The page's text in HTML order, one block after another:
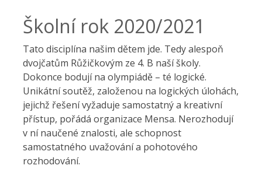
Školní rok 2020/2021
Tato disciplína našim dětem jde. Tedy alespoň
dvojčatům Růžičkovým ze 4. B naší školy.
Dokonce bodují na olympiádě – té logické.
Unikátní soutěž, založenou na logických úlohách,
jejichž řešení vyžaduje samostatný a kreativní
přístup, pořádá organizace Mensa. Nerozhodují
v ní naučené znalosti, ale schopnost
samostatného uvažování a pohotového
rozhodování.